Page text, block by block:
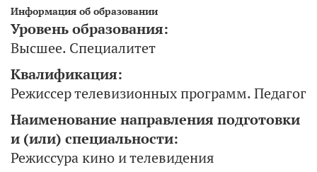
Информация об образовании
Уровень образования:
Высшее. Специалитет
Квалификация:
Режиссер телевизионных программ. Педагог
Наименование направления подготовки
и (или) специальности:
Режиссура кино и телевидения